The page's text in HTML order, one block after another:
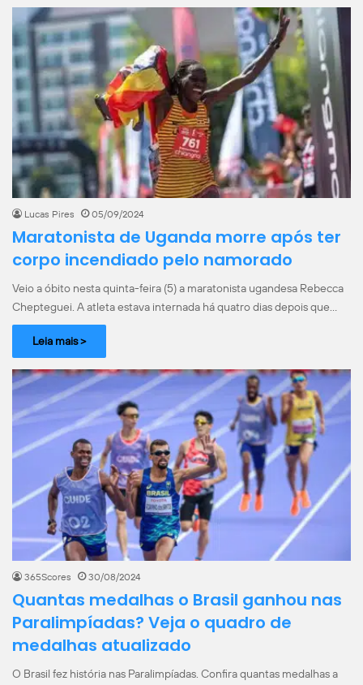
Lucas Pires 05/09/2024
Maratonista de Uganda morre após ter
corpo incendiado pelo namorado
Veio a óbito nesta quinta-feira (5) a maratonista ugandesa Rebecca
Chepteguei. A atleta estava internada há quatro dias depois que…
Leia mais >
365Scores 30/08/2024
Quantas medalhas o Brasil ganhou nas
Paralimpíadas? Veja o quadro de
medalhas atualizado
O Brasil fez história nas Paralimpíadas. Confira quantas medalhas a